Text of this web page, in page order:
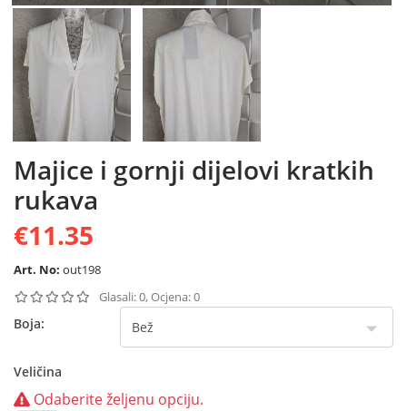
Majice i gornji dijelovi kratkih
rukava
€11.35
Art. No: out198
Glasali: 0, Ocjena: 0
Boja:
Veličina
Odaberite željenu opciju.